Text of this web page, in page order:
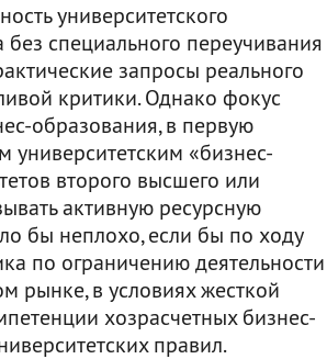
университетского
специального переучивания
запросы реального
критики. Однако фокус
образования, в первую
«бизнес-
второго высшего или
активную ресурсную
бы неплохо, если бы по ходу
по ограничению деятельности
рынке, в условиях жесткой
хозрасчетных бизнес-
правил.